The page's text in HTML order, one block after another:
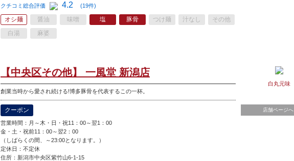
クチコミ総合評価 4.2 (19件)
オシ麺 醤油 味噌 塩 豚骨 つけ麺 汁なし
その他
白湯
麻婆
【中央区その他】 一風堂 新潟店
創業当時から愛され続ける!博多豚骨を代表するこの一杯。
クーポン
営業時間：月～木・日・祝11：00～翌1：00
金・土・祝前11：00～翌2：00
（しばらくの間、～23:00となります。）
定休日： 不定休
住所：新潟市中央区紫竹山6-1-15
白丸元味
店舗ページへ